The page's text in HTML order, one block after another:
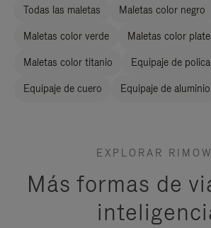
Todas las maletas Maletas color negro
Maletas color verde Maletas color
Maletas color titanio Equipaje de
Equipaje de cuero Equipaje de aluminio
EXPLORAR
Más formas de